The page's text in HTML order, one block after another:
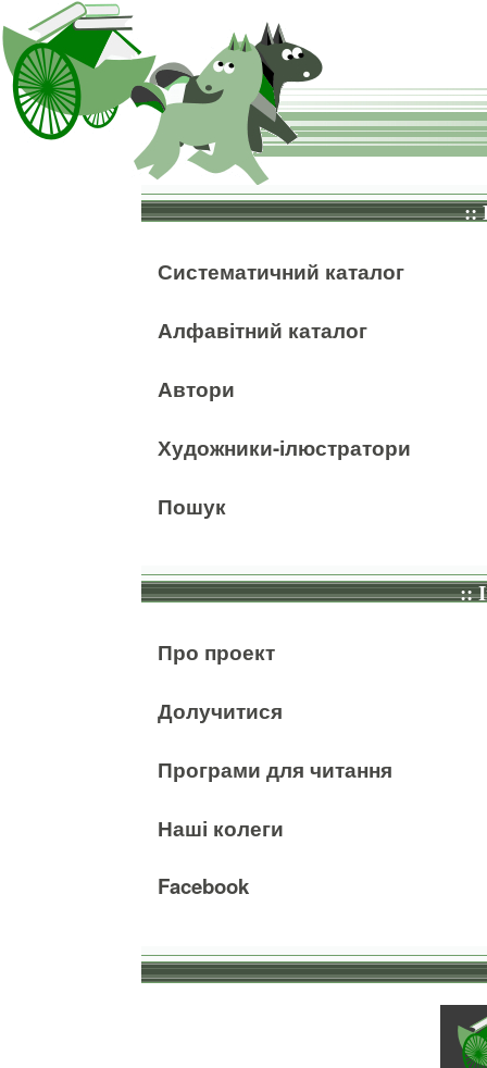
::
Систематичний каталог
Алфавітний каталог
Автори
Художники-ілюстратори
Пошук
::
Про проект
Долучитися
Програми для читання
Наші колеги
Facebook